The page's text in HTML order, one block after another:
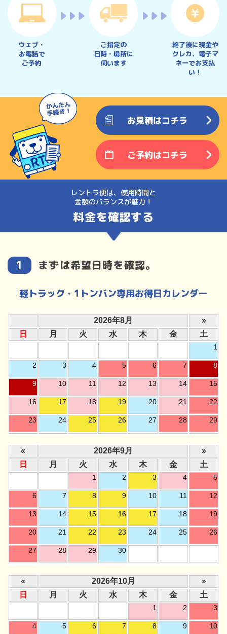
ウェブ・
お電話で
ご予約
ご指定の
日時・場所に
伺います
終了後に現金や
クレカ、 電子マ
ネーでお支払
い！
お見積はコチラ
ご予約はコチラ
レントラ便は、使用時間と
金額のバランスが魅力！
料金を確認する
まずは希望日時を確認。
軽トラック・1トンバン専用お得日カレンダー